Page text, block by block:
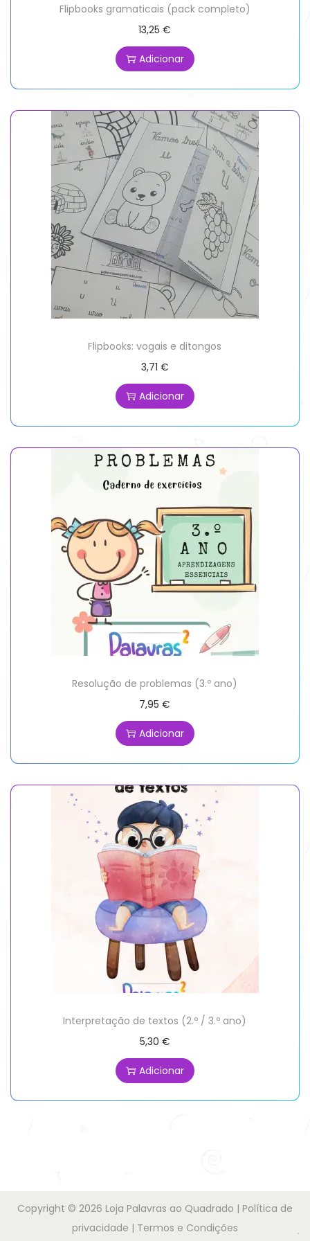
Flipbooks gramaticais (pack completo)
13,25€
Adicionar
Flipbooks: vogais e ditongos
3,71 €
Adicionar
Resolução de problemas (3.º ano)
7,95€
Adicionar
Interpretação de textos (2.º / 3.º ano)
5,30 €
Adicionar
Copyright © 2026 Loja Palavras ao Quadrado | Política de
privacidade | Termos e Condições